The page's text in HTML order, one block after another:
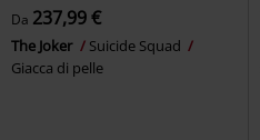
Da 237,99 €
The Joker
Suicide Squad
Giacca di pelle